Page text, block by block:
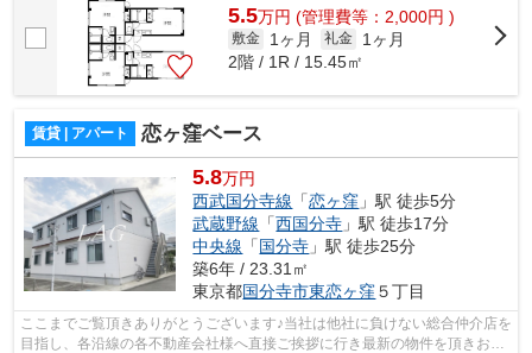
5.5万円 (管理費等：2,000円 )
敷金 1ヶ月 礼金
1ヶ月
2階 / 1R / 15.45㎡
賃貸 | アパート 恋ヶ窪ベース
5.8万円
西武国分寺線 「恋ヶ窪 」駅 徒歩5分
武蔵野線 「西国分寺 」駅 徒歩17分
中央線 「国分寺 」駅 徒歩25分
築6年 / 23.31㎡
東京都国分寺市東恋ヶ窪５丁目
ここまでご覧頂きありがとうございます♪当社は他社に負けない総合仲介店を
目指し、各沿線の各不動産会社様へ直接ご挨拶に行き最新の物件を頂きお客